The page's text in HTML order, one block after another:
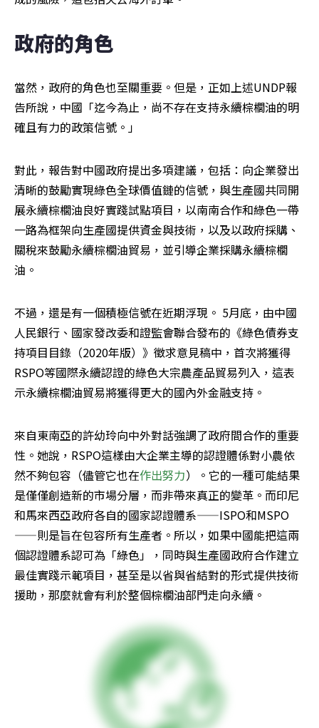
政府的角色
當然，政府的角色也至關重要。但是，正如上述UNDP報
告所說，中國「迄今為止，尚不存在支持永續棕櫚油的明
確且有力的政策信號。」
對此，報告對中國政府提出多項建議，包括：向企業發出
清晰的鼓勵實現綠色全球價值鏈的信號，與生產國共同開
展永續棕櫚油良好實踐試點項目，以南南合作和綠色一帶
一路為框架向生產國提供資金與技術，以及以政府採購、
關稅來鼓勵永續棕櫚油貿易，並引導企業採購永續棕櫚
油。
不過，還是有一個積極信號在近期浮現。 5月底，由中國
人民銀行、國家發改委和證監會聯合發布的《綠色債券支
持項目目錄（2020年版）》徵求意見稿中，首次將獲得
RSPO等國際永續認證的綠色大宗農產品貿易列入，這表
示永續棕櫚油貿易將獲得更大的國內外金融支持。
來自東南亞的許幼玲向中外對話強調了政府間合作的重要
性。她說，RSPO這樣由大企業主導的認證體係對小農依
然不夠包容（儘管它也在作出努力）。它的一種可能結果
是僅僅創造新的市場分層，而非帶來真正的變革。而印尼
和馬來西亞政府各自的國家認證體系——ISPO和MSPO
——則是旨在包容所有生產者。所以，如果中國能把這兩
個認證體系認可為「綠色」，同時與生產國政府合作建立
最佳實踐示範項目，甚至是以省與省結對的形式提供技術
援助，那麼就會有利於整個棕櫚油部門走向永續。